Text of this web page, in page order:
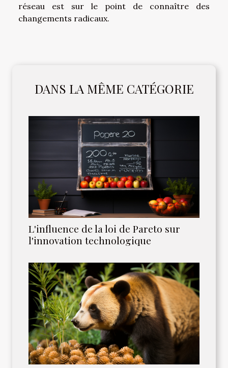
réseau est sur le point de connaître des
changements radicaux.
DANS LA MÊME CATÉGORIE
L'influence de la loi de Pareto sur
l'innovation technologique